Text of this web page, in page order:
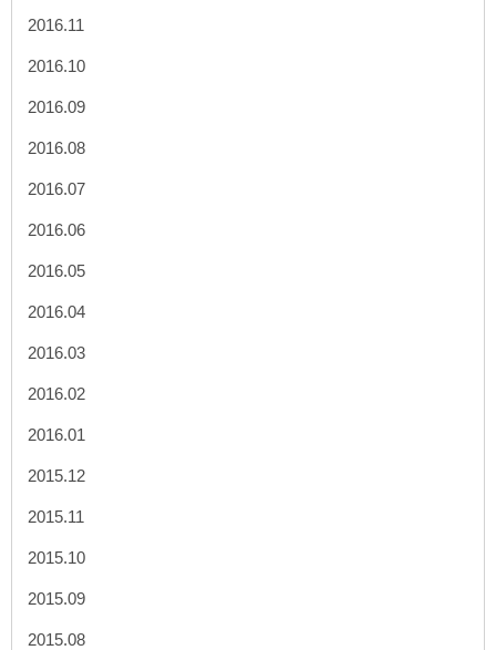
2016.11
2016.10
2016.09
2016.08
2016.07
2016.06
2016.05
2016.04
2016.03
2016.02
2016.01
2015.12
2015.11
2015.10
2015.09
2015.08